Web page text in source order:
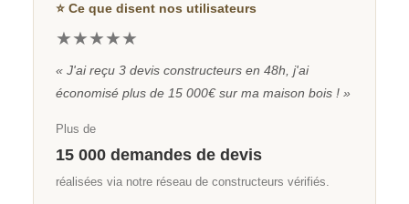
⭐ Ce que disent nos utilisateurs
★★★★★
« J'ai reçu 3 devis constructeurs en 48h, j'ai
économisé plus de 15 000€ sur ma maison bois ! »
Plus de
15 000 demandes de devis
réalisées via notre réseau de constructeurs vérifiés.